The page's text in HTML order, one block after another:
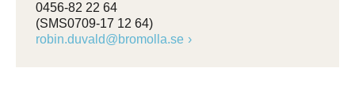
0456-82 22 64
(SMS0709-17 12 64)
robin.duvald@bromolla.se